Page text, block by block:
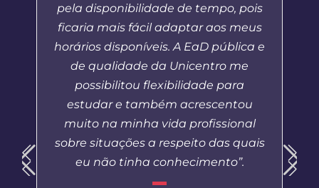
pela disponibilidade de tempo, pois
ficaria mais fácil adaptar aos meus
horários disponíveis. A EaD pública e
de qualidade da Unicentro me
possibilitou flexibilidade para
estudar e também acrescentou
muito na minha vida profissional
sobre situações a respeito das quais
eu não tinha conhecimento”.